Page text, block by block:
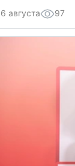
6 августа 97